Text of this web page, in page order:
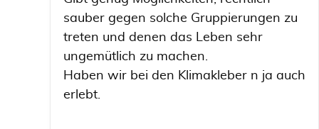
sauber gegen solche Gruppierungen zu
treten und denen das Leben sehr
ungemütlich zu machen.
Haben wir bei den Klimakleber n ja auch
erlebt.